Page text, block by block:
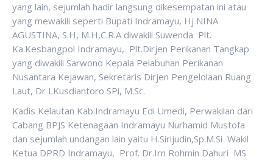
yang lain, sejumlah hadìr langsung dikesempatan ini atau
yang mewakili seperti Bupati Indramayu, Hj NINA
AGUSTINA, S.H, M.H,C.R.A diwakili Suwenda Plt.
Ka.Kesbangpol Indramayu, Plt.Dirjen Perikanan Tangkap
yang diwakili Sarwono Kepala Pelabuhan Perikanan
Nusantara Kejawan, Sekretaris Dirjen Pengelolaan Ruang
Laut, Dr LKusdiantoro SPi, M.Sc.
Kadis Kelautan Kab.Indramayu Edi Umedi, Perwakilan dari
Cabang BPJS Ketenagaan Indramayu Nurhamid Mustofa
dan sejumlah undangan lain yaitu H.Sirijudin,Sp.M.Si Wakil
Ketua DPRD Indramayu, Prof. Dr.Irn Rohmin Dahuri MS